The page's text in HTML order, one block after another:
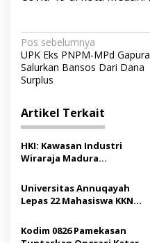
N
a
v
i
g
a
s
i
p
o
Pos sebelumnya
UPK Eks PNPM-MPd Gapura
Salurkan Bansos Dari Dana
Surplus
Artikel Terkait
HKI: Kawasan Industri
Wiraraja Madura
Pertumbuhan Ekonomi
Baru
Universitas Annuqayah
Lepas 22 Mahasiswa KKN
Saudi
Kodim 0826 Pamekasan